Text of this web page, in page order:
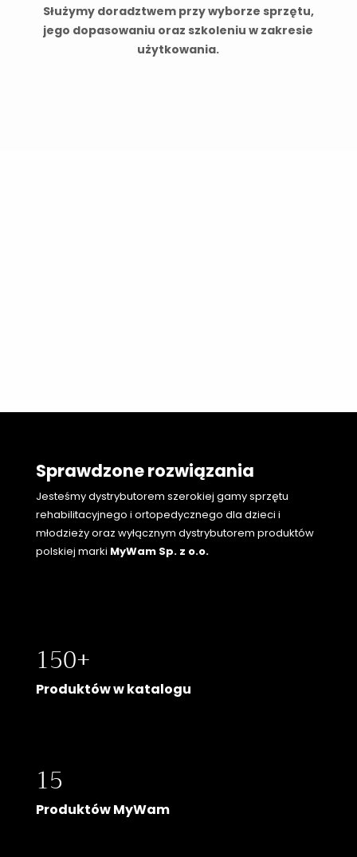
Służymy doradztwem przy wyborze sprzętu,
jego dopasowaniu oraz szkoleniu w zakresie
użytkowania.
Sprawdzone rozwiązania
Jesteśmy dystrybutorem szerokiej gamy sprzętu
rehabilitacyjnego i ortopedycznego dla dzieci i
młodzieży oraz wyłącznym dystrybutorem produktów
polskiej marki MyWam Sp. z o.o.
150+
Produktów w katalogu
15
Produktów MyWam